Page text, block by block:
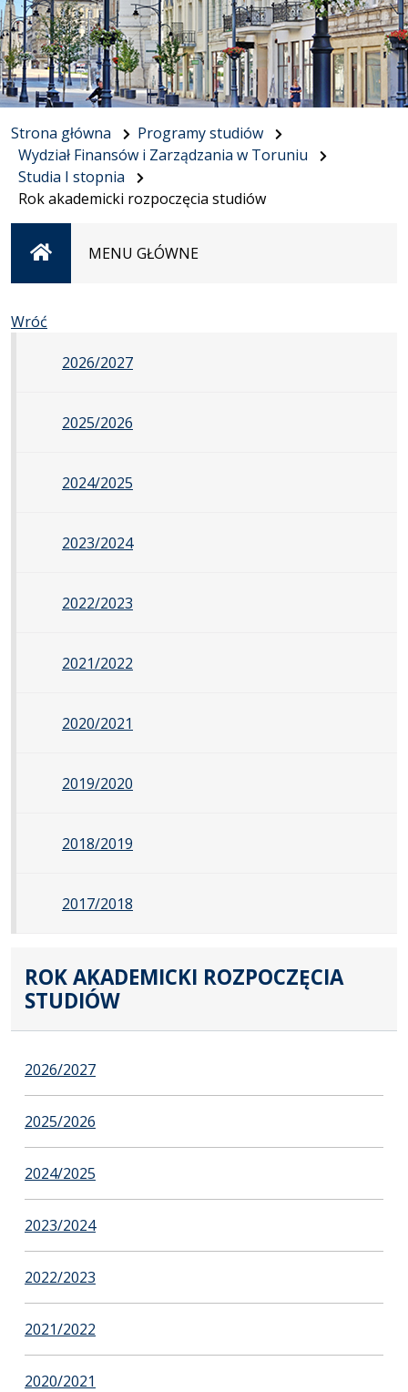
Strona główna
Programy studiów
Wydział Finansów i Zarządzania w Toruniu
Studia I stopnia
Rok akademicki rozpoczęcia studiów
StronaMENU GŁÓWNE
Wróć
2026/2027
2025/2026
2024/2025
2023/2024
2022/2023
2021/2022
2020/2021
2019/2020
2018/2019
2017/2018
ROK AKADEMICKI ROZPOCZĘCIA
STUDIÓW
2026/2027
2025/2026
2024/2025
2023/2024
2022/2023
2021/2022
2020/2021